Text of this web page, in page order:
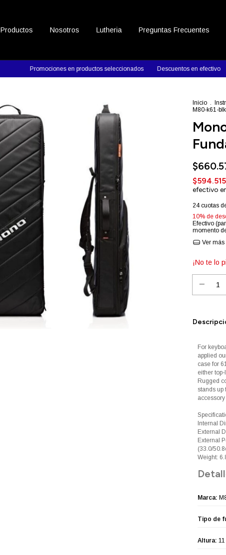
Productos Nosotros Lutheria Preguntas Frecuentes
Promociones en productos seleccionados Descuentos en efectivo
Inicio .
M80-k61-
efectivo
24 cuotas
10% de
Efectivo
momento
Ver
¡No te lo
For
applied
case for
either
Rugged
stands up
Internal
External
External
(33.0/
Weight:
Marca:
Tipo de
Altura: